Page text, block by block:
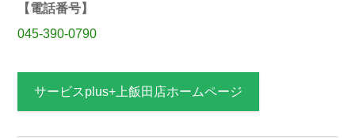
【電話番号】
045-390-0790
サービスplus+上飯田店ホームページ